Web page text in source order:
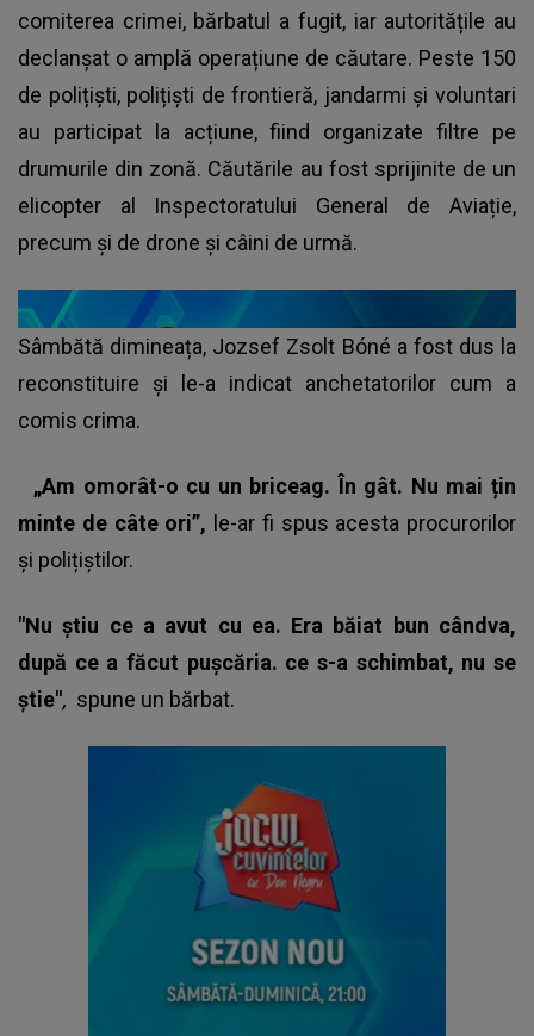
comiterea crimei, bărbatul a fugit, iar autoritățile au
declanșat o amplă operațiune de căutare. Peste 150
de polițiști, polițiști de frontieră, jandarmi și voluntari
au participat la acțiune, fiind organizate filtre pe
drumurile din zonă. Căutările au fost sprijinite de un
elicopter al Inspectoratului General de Aviație,
precum și de drone și câini de urmă.
Sâmbătă dimineața, Jozsef Zsolt Bóné a fost dus la
reconstituire și le-a indicat anchetatorilor cum a
comis crima.
„Am omorât-o cu un briceag. În gât. Nu mai țin
minte de câte ori”, le-ar fi spus acesta procurorilor
și polițiștilor.
"Nu ştiu ce a avut cu ea. Era băiat bun cândva,
după ce a făcut puşcăria. ce s-a schimbat, nu se
ştie", spune un bărbat.